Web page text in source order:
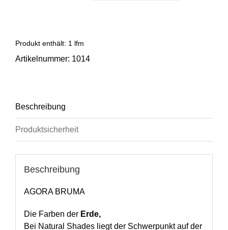
Produkt enthält: 1 lfm
Artikelnummer: 1014
Beschreibung
Produktsicherheit
Beschreibung
AGORA BRUMA
Die Farben der Erde,
Bei Natural Shades liegt der Schwerpunkt auf der